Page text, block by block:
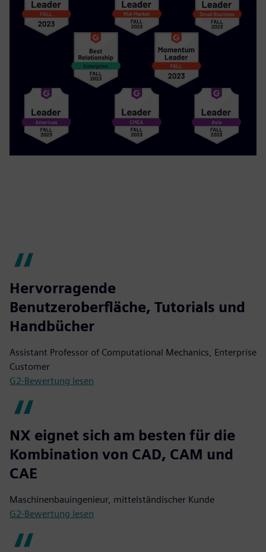
Hervorragende
Benutzeroberfläche, Tutorials und
Handbücher
Assistant Professor of Computational Mechanics, Enterprise
Customer
G2-Bewertung lesen
NX eignet sich am besten für die
Kombination von CAD, CAM und
CAE
Maschinenbauingenieur, mittelständischer Kunde
G2-Bewertung lesen